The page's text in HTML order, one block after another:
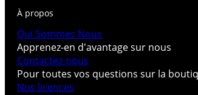
À propos
Qui Sommes Nous
Apprenez-en d'avantage sur nous
Contactez-nous
Pour toutes vos questions sur la
Nos licences